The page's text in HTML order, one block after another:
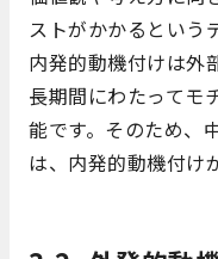
ストがかかるという
内発的動機付けは外
長期間にわたってモ
能です。そのため、
は、内発的動機付け